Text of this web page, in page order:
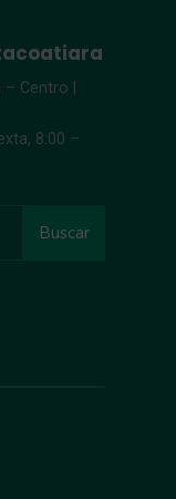
Centro |
8:00 –
Buscar